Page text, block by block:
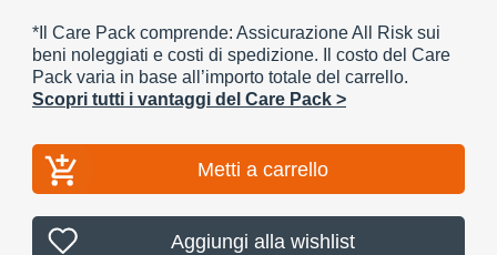
*Il Care Pack comprende: Assicurazione All Risk sui
beni noleggiati e costi di spedizione. Il costo del Care
Pack varia in base all’importo totale del carrello.
Scopri tutti i vantaggi del Care Pack >
Metti a carrello
Aggiungi alla wishlist